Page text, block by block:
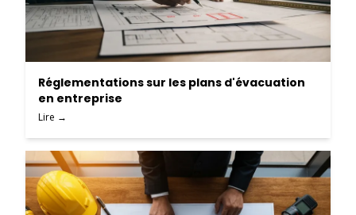
Réglementations sur les plans d'évacuation
en entreprise
Lire →